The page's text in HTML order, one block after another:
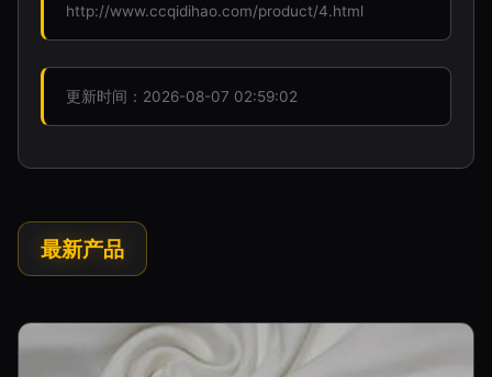
http://www.ccqidihao.com/product/4.html
更新时间：2026-08-07 02:59:02
最新产品